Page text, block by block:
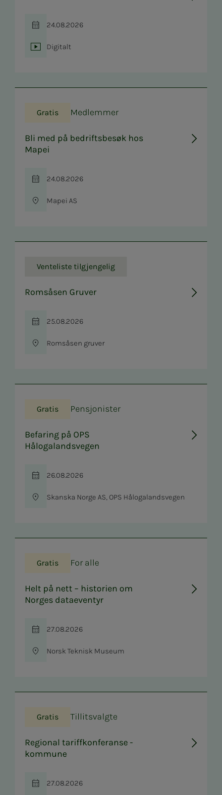
Tid
24.08.2026
Sted
Digitalt
Gratis Medlemmer
Bli med på bedriftsbesøk hos
Mapei
Tid
24.08.2026
Sted
Mapei AS
Venteliste tilgjengelig
Romsåsen Gruver
Tid
25.08.2026
Sted
Romsåsen gruver
Gratis Pensjonister
Befaring på OPS
Hålogalandsvegen
Tid
26.08.2026
Sted
Skanska Norge AS, OPS Hålogalandsvegen
Gratis For alle
Helt på nett – historien om
Norges dataeventyr
Tid
27.08.2026
Sted
Norsk Teknisk Museum
Gratis Tillitsvalgte
Regional tariffkonferanse -
kommune
Tid
27.08.2026